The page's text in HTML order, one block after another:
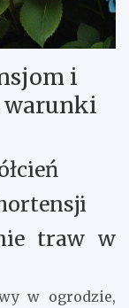
i
warunki
traw w
w ogrodzie,